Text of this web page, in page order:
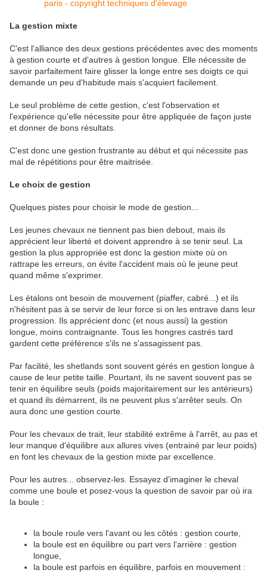
La gestion mixte
C'est l'alliance des deux gestions précédentes avec des moments
à gestion courte et d'autres à gestion longue. Elle nécessite de
savoir parfaitement faire glisser la longe entre ses doigts ce qui
demande un peu d'habitude mais s'acquiert facilement.
Le seul problème de cette gestion, c'est l'observation et
l'expérience qu'elle nécessite pour être appliquée de façon juste
et donner de bons résultats.
C'est donc une gestion frustrante au début et qui nécessite pas
mal de répétitions pour être maitrisée.
Le choix de gestion
Quelques pistes pour choisir le mode de gestion...
Les jeunes chevaux ne tiennent pas bien debout, mais ils
apprécient leur liberté et doivent apprendre à se tenir seul. La
gestion la plus appropriée est donc la gestion mixte où on
rattrape les erreurs, on évite l'accident mais où le jeune peut
quand même s'exprimer.
Les étalons ont besoin de mouvement (piaffer, cabré...) et ils
n'hésitent pas à se servir de leur force si on les entrave dans leur
progression. Ils apprécient donc (et nous aussi) la gestion
longue, moins contraignante. Tous les hongres castrés tard
gardent cette préférence s'ils ne s'assagissent pas.
Par facilité, les shetlands sont souvent gérés en gestion longue à
cause de leur petite taille. Pourtant, ils ne savent souvent pas se
tenir en équilibre seuls (poids majoritairement sur les antérieurs)
et quand ils démarrent, ils ne peuvent plus s'arrêter seuls. On
aura donc une gestion courte.
Pour les chevaux de trait, leur stabilité extrême à l'arrêt, au pas et
leur manque d'équilibre aux allures vives (entrainé par leur poids)
en font les chevaux de la gestion mixte par excellence.
Pour les autres... observez-les. Essayez d'imaginer le cheval
comme une boule et posez-vous la question de savoir par où ira
la boule :
la boule roule vers l'avant ou les côtés : gestion courte,
la boule est en équilibre ou part vers l'arrière : gestion
longue,
la boule est parfois en équilibre, parfois en mouvement :